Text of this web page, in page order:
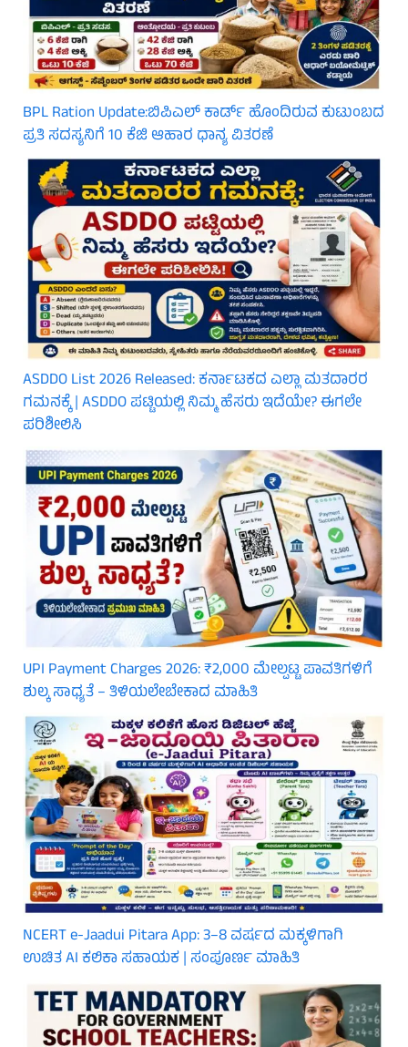
BPL Ration Update:ಬಿಪಿಎಲ್‌ ಕಾರ್ಡ್ ಹೊಂದಿರುವ ಕುಟುಂಬದ
ಪ್ರತಿ ಸದಸ್ಯನಿಗೆ 10 ಕೆಜಿ ಆಹಾರ ಧಾನ್ಯ ವಿತರಣೆ
ASDDO List 2026 Released: ಕರ್ನಾಟಕದ ಎಲ್ಲಾ ಮತದಾರರ
ಗಮನಕ್ಕೆ | ASDDO ಪಟ್ಟಿಯಲ್ಲಿ ನಿಮ್ಮ ಹೆಸರು ಇದೆಯೇ? ಈಗಲೇ
ಪರಿಶೀಲಿಸಿ
UPI Payment Charges 2026: ₹2,000 ಮೇಲ್ಪಟ್ಟ ಪಾವತಿಗಳಿಗೆ
ಶುಲ್ಕ ಸಾಧ್ಯತೆ – ತಿಳಿಯಲೇಬೇಕಾದ ಮಾಹಿತಿ
NCERT e-Jaadui Pitara App: 3–8 ವರ್ಷದ ಮಕ್ಕಳಿಗಾಗಿ
ಉಚಿತ AI ಕಲಿಕಾ ಸಹಾಯಕ | ಸಂಪೂರ್ಣ ಮಾಹಿತಿ